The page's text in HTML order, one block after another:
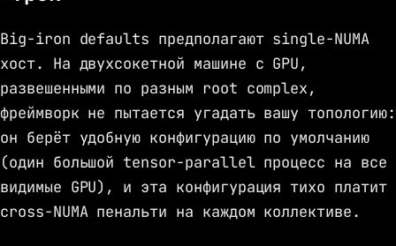
Big-iron defaults предполагают single-NUMA
хост. На двухсокетной машине с GPU,
развешенными по разным root complex,
фреймворк не пытается угадать вашу топологию:
он берёт удобную конфигурацию по умолчанию
(один большой tensor-parallel процесс на все
видимые GPU), и эта конфигурация тихо платит
cross-NUMA пенальти на каждом коллективе.